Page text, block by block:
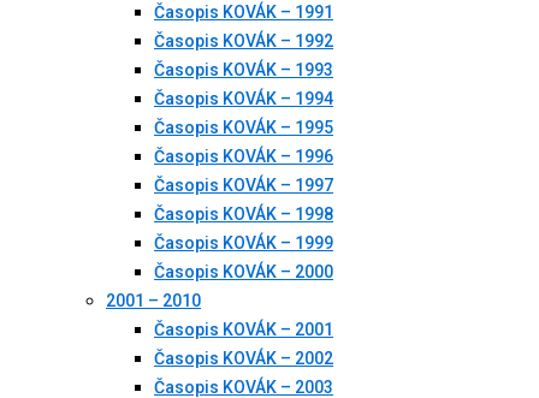
Časopis KOVÁK – 1991
Časopis KOVÁK – 1992
Časopis KOVÁK – 1993
Časopis KOVÁK – 1994
Časopis KOVÁK – 1995
Časopis KOVÁK – 1996
Časopis KOVÁK – 1997
Časopis KOVÁK – 1998
Časopis KOVÁK – 1999
Časopis KOVÁK – 2000
2001 – 2010
Časopis KOVÁK – 2001
Časopis KOVÁK – 2002
Časopis KOVÁK – 2003